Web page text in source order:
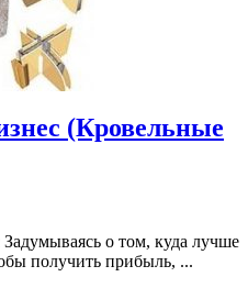
(Кровельные
о том, куда лучше
получить прибыль, ...